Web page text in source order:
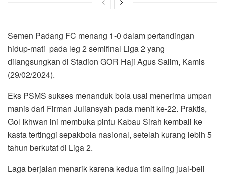
Semen Padang FC menang 1-0 dalam pertandingan
hidup-mati pada leg 2 semifinal Liga 2 yang
dilangsungkan di Stadion GOR Haji Agus Salim, Kamis
(29/02/2024).
Eks PSMS sukses menanduk bola usai menerima umpan
manis dari Firman Juliansyah pada menit ke-22. Praktis,
Gol Ikhwan ini membuka pintu Kabau Sirah kembali ke
kasta tertinggi sepakbola nasional, setelah kurang lebih 5
tahun berkutat di Liga 2.
Laga berjalan menarik karena kedua tim saling jual-beli